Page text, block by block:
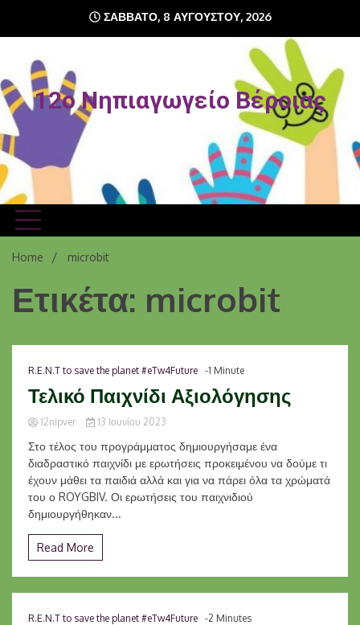
content
ΣΆΒΒΑΤΟ, 8 ΑΥΓΟΎΣΤΟΥ, 2026
12o Νηπιαγωγείο Βέροιας
Home microbit
Ετικέτα: microbit
R.E.N.T to save the planet #eTw4Future -1 Minute
Τελικό Παιχνίδι Αξιολόγησης
12nipver 13 Ιουνίου 2023
Στο τέλος του προγράμματος δημιουργήσαμε ένα
διαδραστικό παιχνίδι με ερωτήσεις προκειμένου να δούμε τι
έχουν μάθει τα παιδιά αλλά και για να πάρει όλα τα χρώματά
του ο ROYGBIV. Οι ερωτήσεις του παιχνιδιού
δημιουργήθηκαν...
Read More
R.E.N.T to save the planet #eTw4Future -2 Minutes